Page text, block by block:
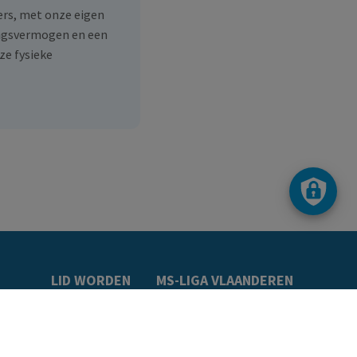
met onze eigen
en een
fysieke
LID WORDEN MS-LIGA VLAANDEREN